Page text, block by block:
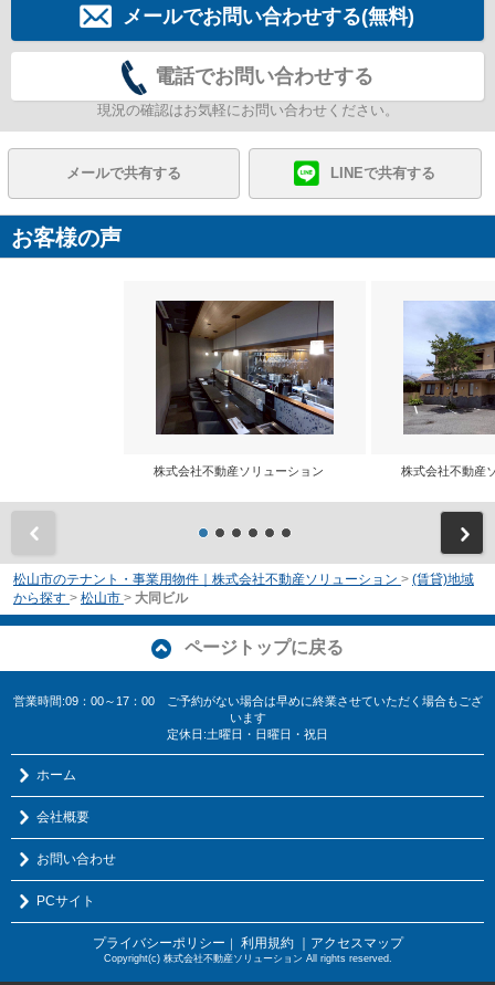
メールでお問い合わせする(無料)
電話でお問い合わせする
現況の確認はお気軽にお問い合わせください。
メールで共有する LINEで共有する
お客様の声
株式会社不動産ソリューション 株式会社不動
松山市のテナント・事業用物件｜株式会社不動産ソリューション > (賃貸)地域
から探す > 松山市 > 大同ビル
ページトップに戻る
営業時間:09：00～17：00 ご予約がない場合は早めに終業させていただく場合もござ
います
定休日:土曜日・日曜日・祝日
ホーム
会社概要
お問い合わせ
PCサイト
プライバシーポリシー 利用規約 ｜アクセスマップ
Copyright(c) 株式会社不動産ソリューション All rights reserved.